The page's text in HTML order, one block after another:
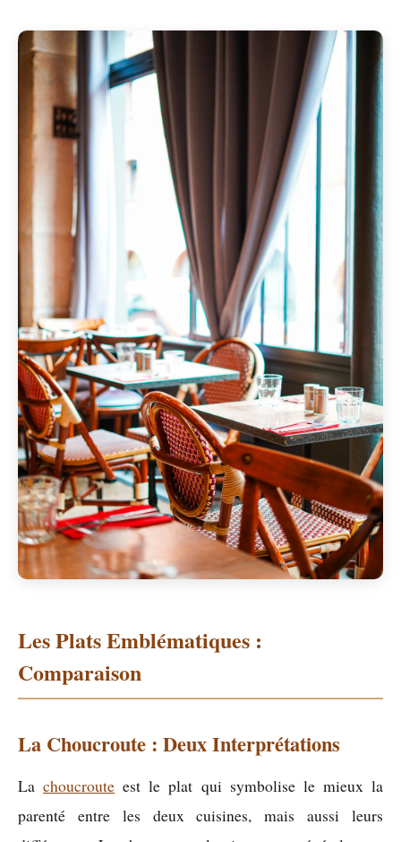
Les Plats Emblématiques :
Comparaison
La Choucroute : Deux Interprétations
Lachoucroute est le plat qui symbolise le mieux la
parenté entre les deux cuisines, mais aussi leurs